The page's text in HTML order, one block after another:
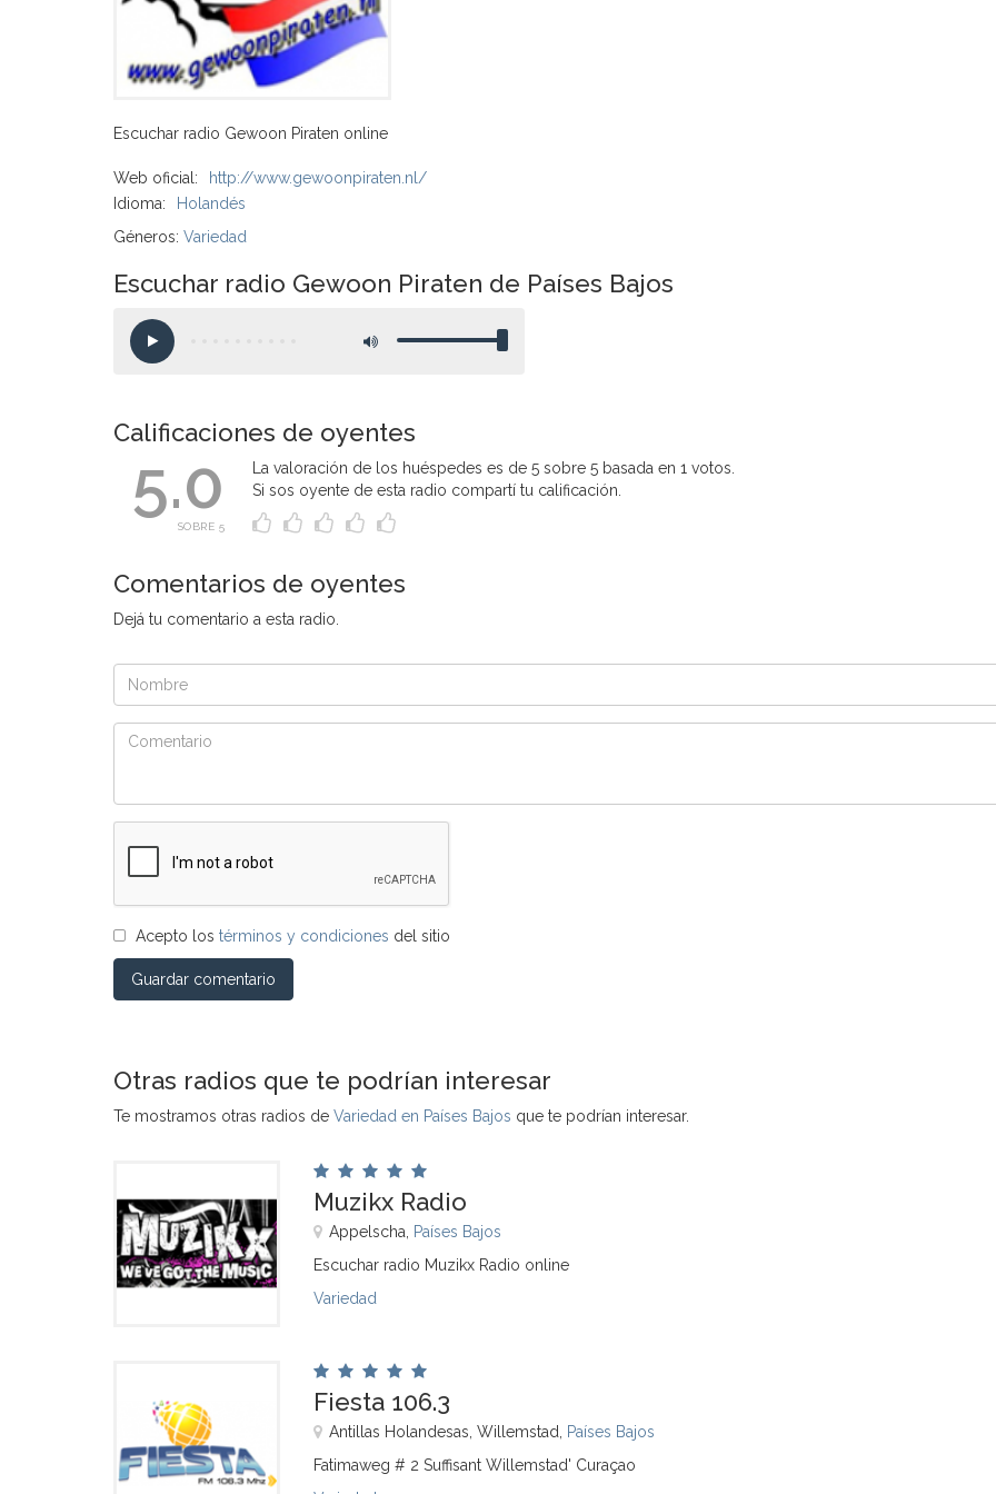
Escuchar radio Gewoon Piraten online
Web oficial:
http://www.gewoonpiraten.nl/
Idioma:
Holandés
Géneros: Variedad
Escuchar radio Gewoon Piraten de Países Bajos
Calificaciones de oyentes
5.0
SOBRE 5
La valoración de los huéspedes es de 5 sobre 5 basada en 1 votos.
Si sos oyente de esta radio compartí tu calificación.
Comentarios de oyentes
Dejá tu comentario a esta radio.
Acepto los términos y condiciones del sitio
Guardar comentario
Otras radios que te podrían interesar
Te mostramos otras radios de Variedad en Países Bajos que te podrían interesar.
Muzikx Radio
Appelscha,
Países Bajos
Escuchar radio Muzikx Radio online
Variedad
Fiesta 106.3
Antillas Holandesas, Willemstad,
Países Bajos
Fatimaweg # 2 Suffisant Willemstad' Curaçao